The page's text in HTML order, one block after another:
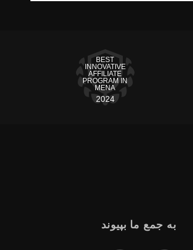
BEST
INNOVATIVE
AFFILIATE
PROGRAM IN
MENA
2024
به جمع ما بپیوند